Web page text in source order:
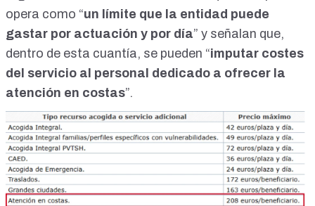
opera como “un límite que la entidad puede
gastar por actuación y por día” y señalan que,
dentro de esta cuantía, se pueden “imputar costes
del servicio al personal dedicado a ofrecer la
atención en costas”.